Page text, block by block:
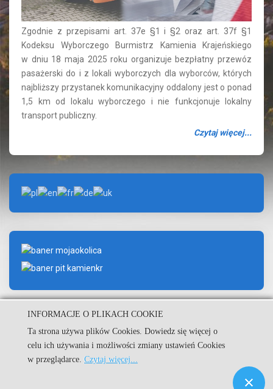
Zgodnie z przepisami art. 37e §1 i §2 oraz art. 37f §1
Kodeksu Wyborczego Burmistrz Kamienia Krajeńskiego
w dniu 18 maja 2025 roku organizuje bezpłatny przewóz
pasażerski do i z lokali wyborczych dla wyborców, których
najbliższy przystanek komunikacyjny oddalony jest o ponad
1,5 km od lokalu wyborczego i nie funkcjonuje lokalny
transport publiczny.
Czytaj więcej...
© Urząd Miejski w Kamieniu Krajeńskim.
|
INFORMACJE O PLIKACH COOKIE
Ta strona używa plików Cookies. Dowiedz się więcej o
celu ich używania i możliwości zmiany ustawień Cookies
w przeglądarce. Czytaj więcej...